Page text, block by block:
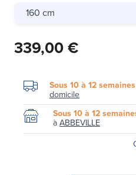
160 cm
339,00 €
Sous 10 à 12 semaines
domicile
Sous 10 à 12
àABBEVILLE